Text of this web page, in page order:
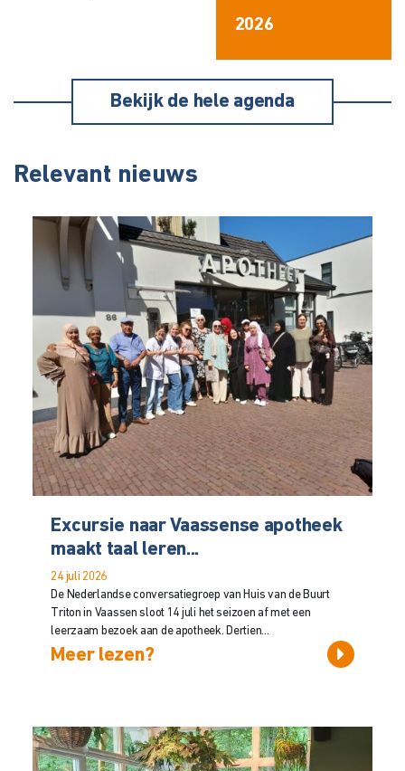
2026
Bekijk de hele agenda
Relevant nieuws
Excursie naar Vaassense apotheek
maakt taal leren...
24 juli 2026
De Nederlandse conversatiegroep van Huis van de Buurt
Triton in Vaassen sloot 14 juli het seizoen af met een
leerzaam bezoek aan de apotheek. Dertien...
Meer lezen?